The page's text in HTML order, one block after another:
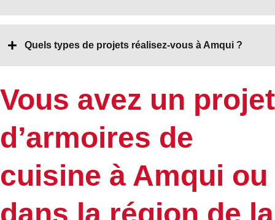
Quels types de projets réalisez-vous à Amqui ?
Vous avez un projet
d’armoires de
cuisine à Amqui ou
dans la région de la